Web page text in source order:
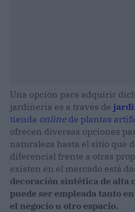
Una opción para adquirir
jardinería es a través de
tienda online de plantas
ofrecen diversas opciones
naturaleza hasta el sitio que
diferencial frente a otras
existen en el mercado está
decoración sintética de alta
puede ser empleada tanto
el negocio u otro espacio.